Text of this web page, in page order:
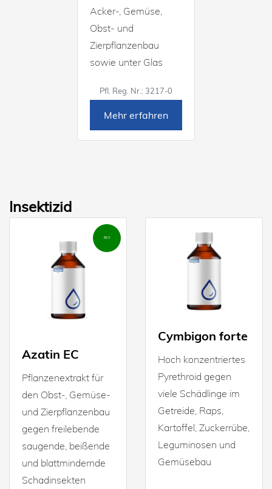
Acker-, Gemüse,
Obst- und
Zierpflanzenbau
sowie unter Glas
Pfl. Reg. Nr.: 3217-0
Mehr erfahren
Insektizid
BIO
Azatin EC
Pflanzenextrakt für
den Obst-, Gemüse-
und Zierpflanzenbau
gegen freilebende
saugende, beißende
und blattmindernde
Schadinsekten
Cymbigon forte
Hoch konzentriertes
Pyrethroid gegen
viele Schädlinge im
Getreide, Raps,
Kartoffel, Zuckerrübe,
Leguminosen und
Gemüsebau